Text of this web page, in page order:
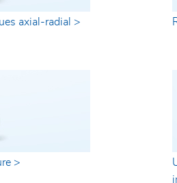
axial-radial >
>